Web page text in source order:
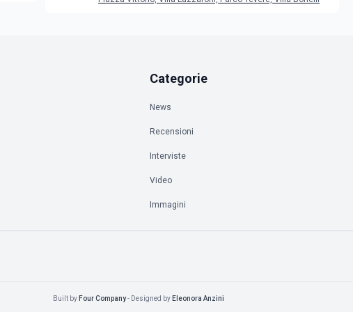
Categorie
News
Recensioni
Interviste
Video
Immagini
Built by Four Company- Designed by Eleonora Anzini